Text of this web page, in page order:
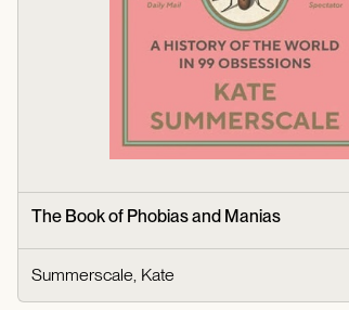
The Book of Phobias and Manias
Summerscale, Kate